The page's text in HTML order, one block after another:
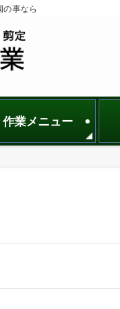
の事なら
作業メニュー